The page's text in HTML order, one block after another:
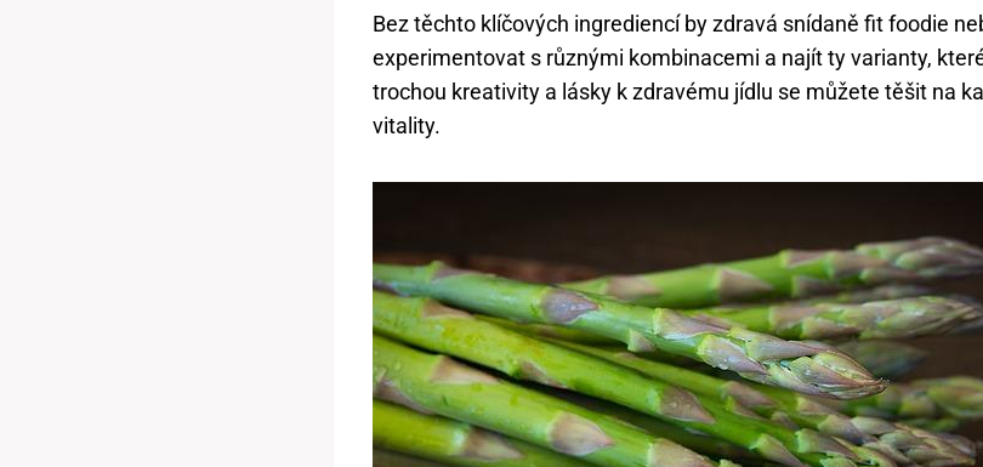
Bez těchto klíčových ingrediencí by zdravá snídaně fit foodie
experimentovat s různými kombinacemi a najít ty varianty,
trochou kreativity a lásky k zdravému jídlu se můžete těšit na
vitality.